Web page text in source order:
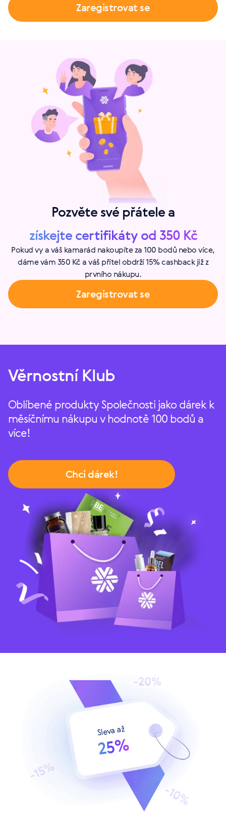
Zaregistrovat se
Pozvěte své přátele a
získejte certifikáty od 350 Kč
Pokud vy a váš kamarád nakoupíte za 100 bodů nebo více,
dáme vám 350 Kč a váš přítel obdrží 15% cashback již z
prvního nákupu.
Zaregistrovat se
Věrnostní Klub
Oblíbené produkty Společnosti jako dárek k
měsíčnímu nákupu v hodnotě 100 bodů a
více!
Chci dárek!
Sleva až
25%